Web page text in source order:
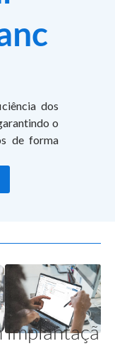
dos
o
de forma
Implantaçã